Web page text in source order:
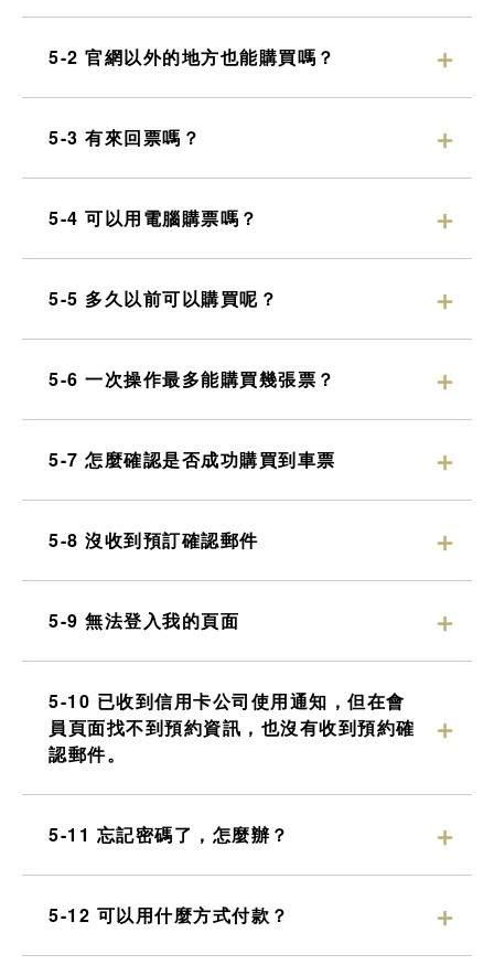
5-2 官網以外的地方也能購買嗎？
5-3 有來回票嗎？
5-4 可以用電腦購票嗎？
5-5 多久以前可以購買呢？
5-6 一次操作最多能購買幾張票？
5-7 怎麼確認是否成功購買到車票
5-8 沒收到預訂確認郵件
5-9 無法登入我的頁面
5-10 已收到信用卡公司使用通知，但在會
員頁面找不到預約資訊，也沒有收到預約確
認郵件。
5-11 忘記密碼了，怎麼辦？
5-12 可以用什麼方式付款？